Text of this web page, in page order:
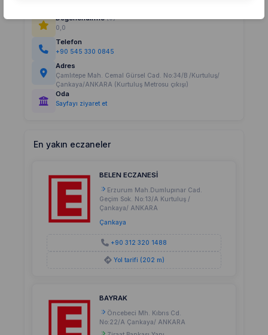
Değerlendirme(0)
0,0
Telefon
+90 545 330 0845
Adres
Çamlıtepe Mah. Cemal Gürsel Cad. No:34/B /Kurtuluş/
Çankaya/ANKARA (Kurtuluş Metrosu çıkışı)
Oda
Sayfayı ziyaret et
En yakın eczaneler
BELEN ECZANESİ
Erzurum Mah.Dumlupınar Cad.
Geçim Sok. No:13/A Kurtuluş /
Çankaya/ ANKARA
Çankaya
+90 312 320 1488
Yol tarifi (202 m)
BAYRAK
Öncebeci Mh. Kıbrıs Cd.
No:22/A Çankaya/ ANKARA